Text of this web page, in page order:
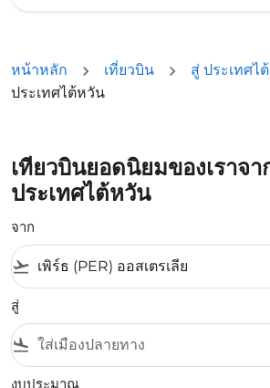
หน้าหลัก เที่ยวบิน สู่ ประเทศไ
ประเทศไต้หวัน
เที่ยวบินยอดนิยมของเราจา
ประเทศไต้หวัน
จาก
flight_takeoff
สู่
flight_land
งบประมาณ